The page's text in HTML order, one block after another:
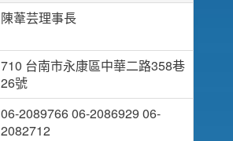
陳葦芸理事長
710 台南市永康區中華二路358巷
26號
06-2089766 06-2086929 06-
2082712